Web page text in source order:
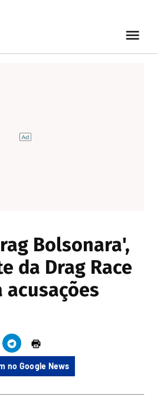
Bolsonara',
da Drag Race
acusações
no Google News